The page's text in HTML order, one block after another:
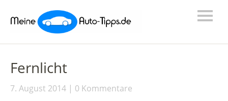
Fernlicht
7. August 2014 0 Kommentare